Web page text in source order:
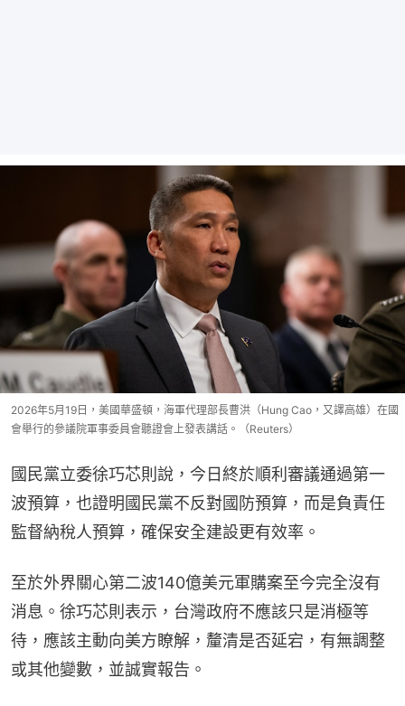
2026年5月19日，美國華盛頓，海軍代理部長曹洪（Hung Cao，又譯高雄）在國
會舉行的參議院軍事委員會聽證會上發表講話。（Reuters）
國民黨立委徐巧芯則說，今日終於順利審議通過第一
波預算，也證明國民黨不反對國防預算，而是負責任
監督納稅人預算，確保安全建設更有效率。
至於外界關心第二波140億美元軍購案至今完全沒有
消息。徐巧芯則表示，台灣政府不應該只是消極等
待，應該主動向美方瞭解，釐清是否延宕，有無調整
或其他變數，並誠實報告。